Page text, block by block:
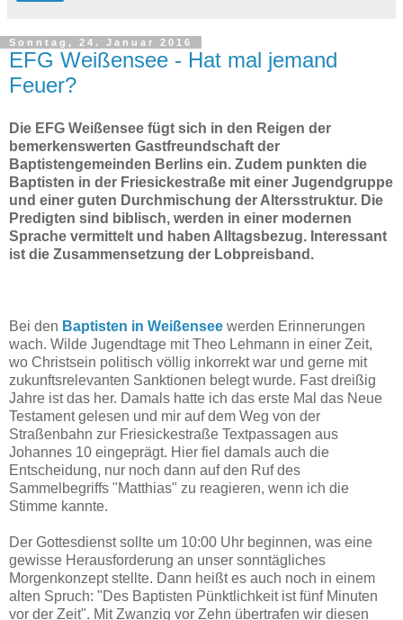
Sonntag, 24. Januar 2016
EFG Weißensee - Hat mal jemand
Feuer?
Die EFG Weißensee fügt sich in den Reigen der
bemerkenswerten Gastfreundschaft der
Baptistengemeinden Berlins ein. Zudem punkten die
Baptisten in der Friesickestraße mit einer Jugendgruppe
und einer guten Durchmischung der Altersstruktur. Die
Predigten sind biblisch, werden in einer modernen
Sprache vermittelt und haben Alltagsbezug. Interessant
ist die Zusammensetzung der Lobpreisband.
Bei den Baptisten in Weißensee werden Erinnerungen
wach. Wilde Jugendtage mit Theo Lehmann in einer Zeit,
wo Christsein politisch völlig inkorrekt war und gerne mit
zukunftsrelevanten Sanktionen belegt wurde. Fast dreißig
Jahre ist das her. Damals hatte ich das erste Mal das Neue
Testament gelesen und mir auf dem Weg von der
Straßenbahn zur Friesickestraße Textpassagen aus
Johannes 10 eingeprägt. Hier fiel damals auch die
Entscheidung, nur noch dann auf den Ruf des
Sammelbegriffs "Matthias" zu reagieren, wenn ich die
Stimme kannte.
Der Gottesdienst sollte um 10:00 Uhr beginnen, was eine
gewisse Herausforderung an unser sonntägliches
Morgenkonzept stellte. Dann heißt es auch noch in einem
alten Spruch: "Des Baptisten Pünktlichkeit ist fünf Minuten
vor der Zeit". Mit Zwanzig vor Zehn übertrafen wir diesen